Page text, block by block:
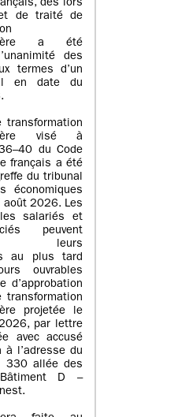
dès lors
de traité de
a été
des
termes d’un
en date du
transformation
visé à
du Code
français a été
du tribunal
économiques
août 2026. Les
les salariés et
peuvent
leurs
au plus tard
ouvrables
d’approbation
transformation
projetée le
par lettre
avec accusé
à l’adresse du
330 allée des
D –